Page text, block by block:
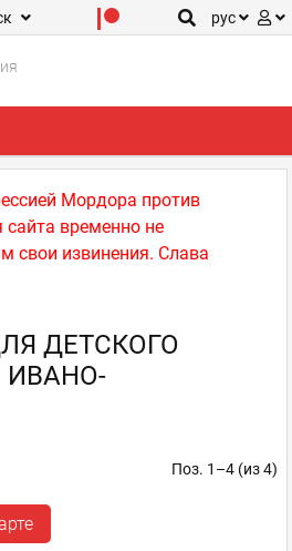
рус
Мордора против
временно не
свои извинения. Слава
ДЕТСКОГО
ИВАНО-
Поз. 1–4 (из 4)